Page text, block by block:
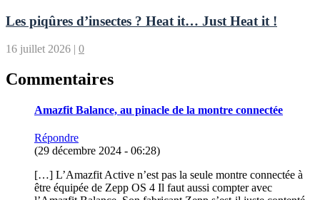
Les piqûres d’insectes ? Heat it… Just Heat it !
16 juillet 2026 | 0
Commentaires
Amazfit Balance, au pinacle de la montre connectée
Répondre
(29 décembre 2024 - 06:28)
[…] L’Amazfit Active n’est pas la seule montre connectée à
être équipée de Zepp OS 4 Il faut aussi compter avec